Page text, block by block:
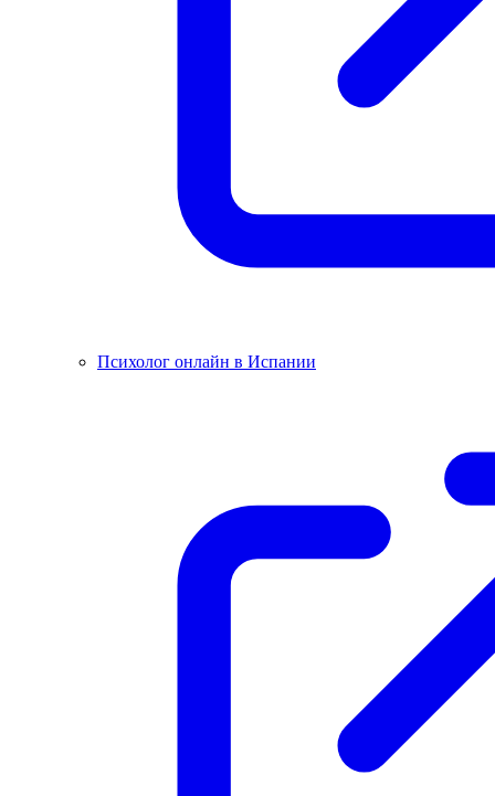
Психолог онлайн в Испании